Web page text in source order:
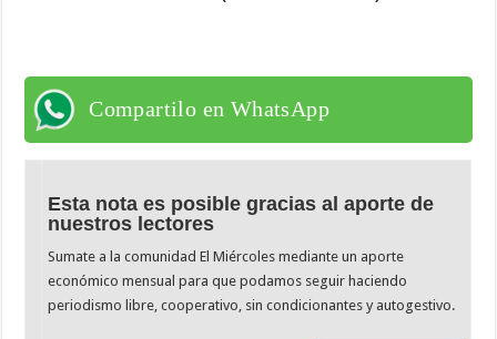
Compartilo en WhatsApp
Esta nota es posible gracias al aporte de
nuestros lectores
Sumate a la comunidad El Miércoles mediante un aporte
económico mensual para que podamos seguir haciendo
periodismo libre, cooperativo, sin condicionantes y autogestivo.